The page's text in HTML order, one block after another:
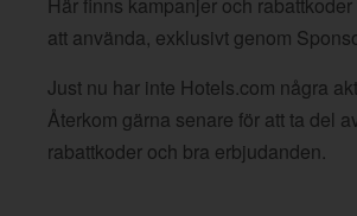
att använda, exklusivt genom
Just nu har inte Hotels.com några
Återkom gärna senare för att ta del
rabattkoder och bra erbjudanden.